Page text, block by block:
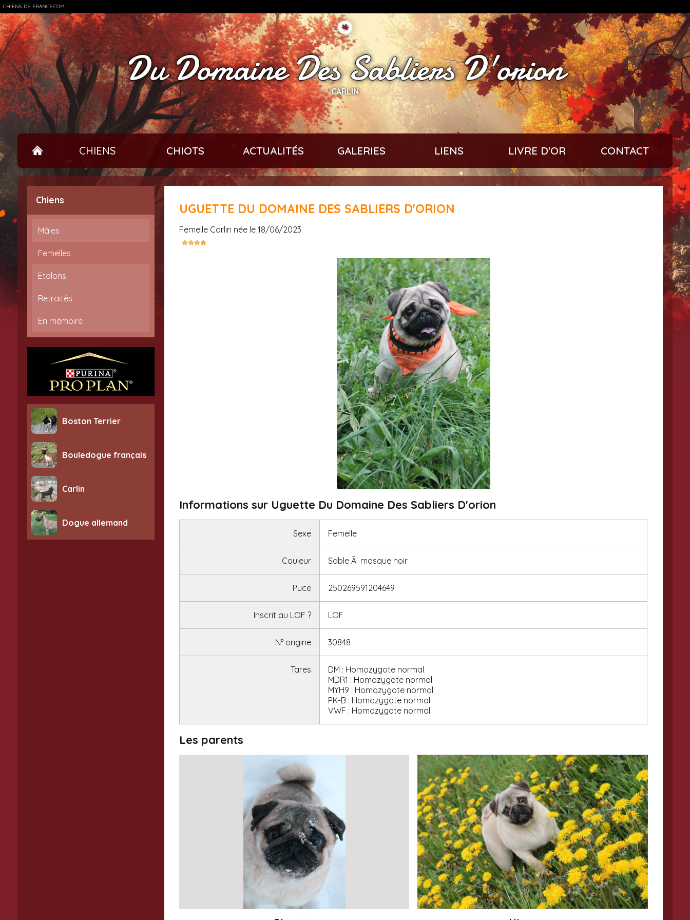
CHIENS-DE-FRANCE.COM
Du Domaine Des Sabliers D'orion
CARLIN
CHIENS CHIOTS ACTUALITÉS GALERIES LIENS LIVRE D'OR CONTACT
Chiens
Mâles
Femelles
Etalons
Retraités
En mémoire
Boston Terrier
Bouledogue français
Carlin
Dogue allemand
UGUETTE DU DOMAINE DES SABLIERS D'ORION
femelle Carlin née le 18/06/2023
Informations sur Uguette Du Domaine Des Sabliers D'orion
Sexe Femelle
Couleur Sable Ã masque noir
Puce 250269591204649
Inscrit au LOF? LOF
N° origine 30848
Tares
DM : Homozygote normal
MDR1 : Homozygote normal
MYH9 : Homozygote normal
PK-B : Homozygote normal
VWF : Homozygote normal
Les parents